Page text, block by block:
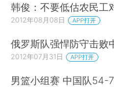
韩俊：不要低估农民工
2012年08月08日 APP打开
俄罗斯队强悍防守击败
2012年07月31日 APP打开
男篮小组赛 中国队54-